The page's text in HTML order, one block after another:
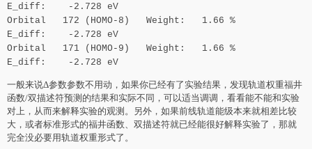
E_diff: -2.728 eV
Orbital 172 (HOMO-8) Weight: 1.66 %
E_diff: -2.728 eV
Orbital 171 (HOMO-9) Weight: 1.66 %
E_diff: -2.728 eV
一般来说Δ参数参数不用动，如果你已经有了实验结果，发现轨道权重福井
函数/双描述符预测的结果和实际不同，可以适当调调，看看能不能和实验
对上，从而来解释实验的观测。另外，如果前线轨道能级本来就相差比较
大，或者标准形式的福井函数、双描述符就已经能很好解释实验了，那就
完全没必要用轨道权重形式了。